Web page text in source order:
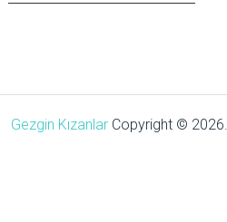
Gezgin KızanlarCopyright © 2026.